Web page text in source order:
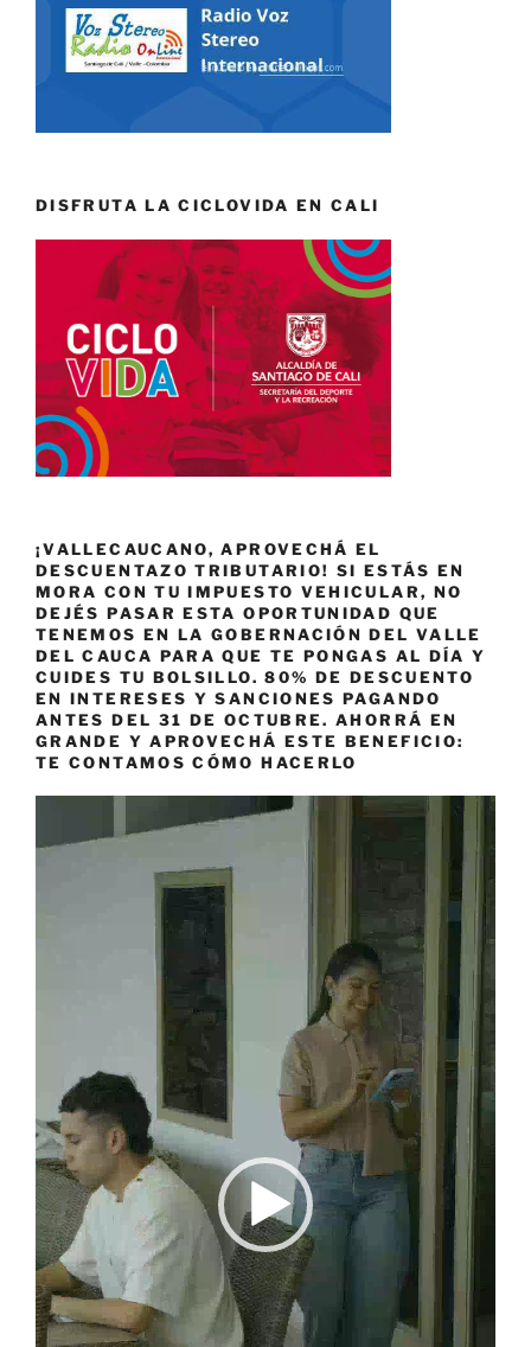
DISFRUTA LA CICLOVIDA EN CALI
¡VALLECAUCANO, APROVECHÁ EL
DESCUENTAZO TRIBUTARIO! SI ESTÁS EN
MORA CON TU IMPUESTO VEHICULAR, NO
DEJÉS PASAR ESTA OPORTUNIDAD QUE
TENEMOS EN LA GOBERNACIÓN DEL VALLE
DEL CAUCA PARA QUE TE PONGAS AL DÍA Y
CUIDES TU BOLSILLO. 80% DE DESCUENTO
EN INTERESES Y SANCIONES PAGANDO
ANTES DEL 31 DE OCTUBRE. AHORRÁ EN
GRANDE Y APROVECHÁ ESTE BENEFICIO:
TE CONTAMOS CÓMO HACERLO